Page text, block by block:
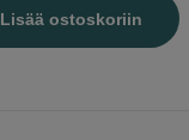
Lisää ostoskoriin